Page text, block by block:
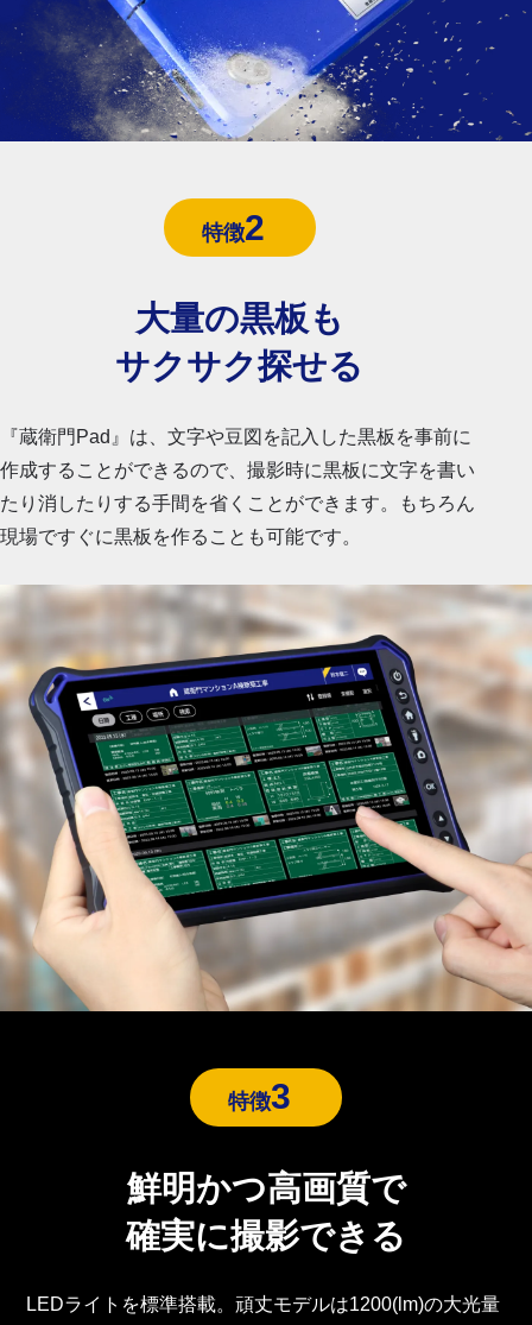
特徴2
大量の黒板も
サクサク探せる
『蔵衛門Pad』は、文字や豆図を記入した黒板を事前に
作成することができるので、撮影時に黒板に文字を書い
たり消したりする手間を省くことができます。もちろん
現場ですぐに黒板を作ることも可能です。
特徴3
鮮明かつ高画質で
確実に撮影できる
LEDライトを標準搭載。頑丈モデルは1200(lm)の大光量